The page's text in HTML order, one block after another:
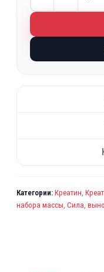
Категории: Креатин,
набора массы, Сила,